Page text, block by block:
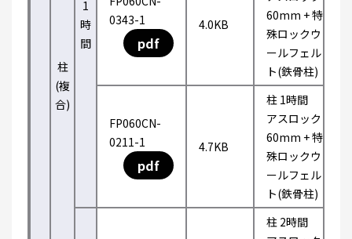
柱
(複
合)
1
時
間
0343-1
pdf
4.0KB
60mm + 特
殊ロックウ
ールフェル
ト(鉄骨柱)
FP060CN-
0211-1
pdf
4.7KB
柱 1時間
アスロック
60mm + 特
殊ロックウ
ールフェル
ト(鉄骨柱)
柱 2時間